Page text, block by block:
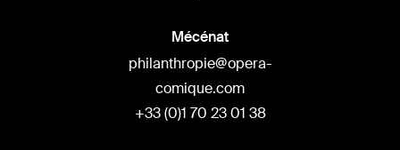
Mécénat
philanthropie@opera-
comique.com
+33 (0)1 70 23 01 38